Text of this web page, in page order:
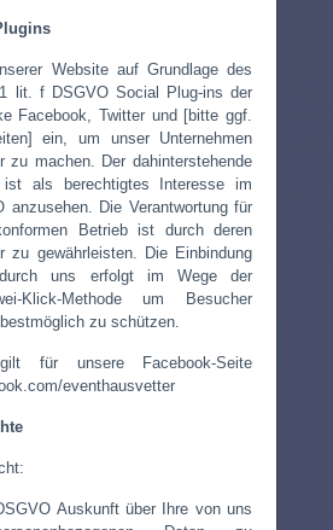
Website auf Grundlage des
lit. f DSGVO Social Plug-ins der
Facebook, Twitter und [bitte ggf.
ein, um unser Unternehmen
zu machen. Der dahinterstehende
ist als berechtigtes Interesse im
anzusehen. Die Verantwortung für
Betrieb ist durch deren
zu gewährleisten. Die Einbindung
uns erfolgt im Wege der
Klick-Methode um Besucher
zu schützen.
gilt für unsere Facebook-Seite
eventhausvetter
Auskunft über Ihre von uns